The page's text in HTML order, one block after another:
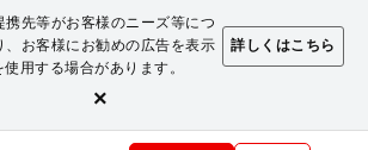
携先等がお客様のニーズ等につ
、お客様にお勧めの広告を表示
用する場合があります。
詳しくはこちら
×